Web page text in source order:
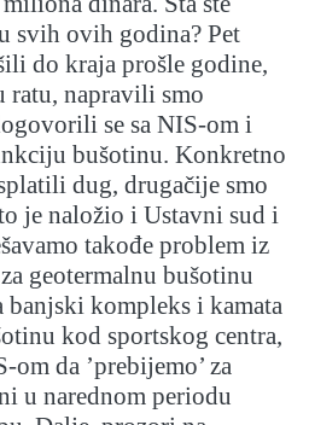
svih ovih godina? Pet
do kraja prošle godine,
napravili smo
se sa NIS-om i
bušotinu. Konkretno
dug, drugačije smo
je naložio i Ustavni sud i
takođe problem iz
geotermalnu bušotinu
banjski kompleks i kamata
kod sportskog centra,
om da ’prebijemo’ za
u narednom periodu